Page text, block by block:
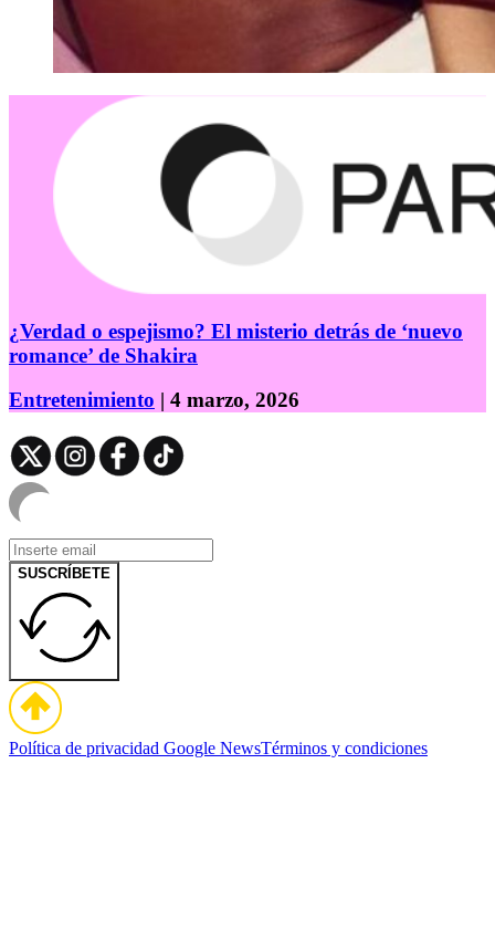
¿Verdad o espejismo? El misterio detrás de ‘nuevo
romance’ de Shakira
Entretenimiento | 4 marzo, 2026
SUSCRÍBETE
Política de privacidad Google NewsTérminos y condiciones